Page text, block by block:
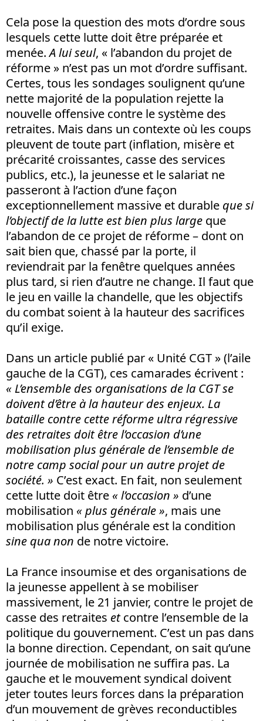
Cela pose la question des mots d’ordre sous
lesquels cette lutte doit être préparée et
menée.A lui seul, « l’abandon du projet de
réforme » n’est pas un mot d’ordre suffisant.
Certes, tous les sondages soulignent qu’une
nette majorité de la population rejette la
nouvelle offensive contre le système des
retraites. Mais dans un contexte où les coups
pleuvent de toute part (inflation, misère et
précarité croissantes, casse des services
publics, etc.), la jeunesse et le salariat ne
passeront à l’action d’une façon
exceptionnellement massive et durable que si
l’objectif de la lutte est bien plus large que
l’abandon de ce projet de réforme – dont on
sait bien que, chassé par la porte, il
reviendrait par la fenêtre quelques années
plus tard, si rien d’autre ne change. Il faut que
le jeu en vaille la chandelle, que les objectifs
du combat soient à la hauteur des sacrifices
qu’il exige.
Dans un article publié par « Unité CGT » (l’aile
gauche de la CGT), ces camarades écrivent :
« L’ensemble des organisations de la CGT se
doivent d’être à la hauteur des enjeux. La
bataille contre cette réforme ultra régressive
des retraites doit être l’occasion d’une
mobilisation plus générale de l’ensemble de
notre camp social pour un autre projet de
société. » C’est exact. En fait, non seulement
cette lutte doit être « l’occasion » d’une
mobilisation « plus générale », mais une
mobilisation plus générale est la condition
sine qua non de notre victoire.
La France insoumise et des organisations de
la jeunesse appellent à se mobiliser
massivement, le 21 janvier, contre le projet de
casse des retraites etcontre l’ensemble de la
politique du gouvernement. C’est un pas dans
la bonne direction. Cependant, on sait qu’une
journée de mobilisation ne suffira pas. La
gauche et le mouvement syndical doivent
jeter toutes leurs forces dans la préparation
d’un mouvement de grèves reconductibles